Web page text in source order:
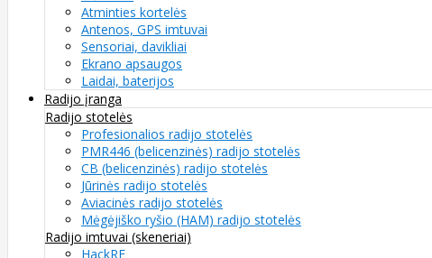
Atminties kortelės
Antenos, GPS imtuvai
Sensoriai, davikliai
Ekrano apsaugos
Laidai, baterijos
Radijo įranga
Radijo stotelės
Profesionalios radijo stotelės
PMR446 (belicenzinės) radijo stotelės
CB (belicenzinės) radijo stotelės
Jūrinės radijo stotelės
Aviacinės radijo stotelės
Mėgėjiško ryšio (HAM) radijo stotelės
Radijo imtuvai (skeneriai)
HackRF